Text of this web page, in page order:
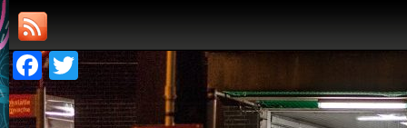
Facebook
Twitter